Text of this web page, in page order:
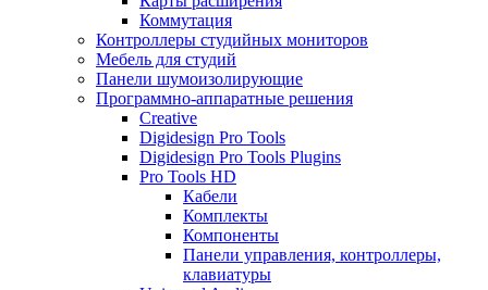
Коммутация
Контроллеры студийных мониторов
Мебель для студий
Панели шумоизолирующие
Программно-аппаратные решения
Creative
Digidesign Pro Tools
Digidesign Pro Tools Plugins
Pro Tools HD
Кабели
Комплекты
Компоненты
Панели управления, контроллеры,
клавиатуры